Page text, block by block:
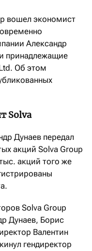
вошел экономист
Александр
принадлежащие
Об этом
Solva
Дунаев передал
акций Solva Group
акций того же
Solva Group
Дунаев, Борис
Валентин
гендиректор